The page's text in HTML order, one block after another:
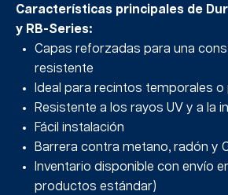
Características principales de
y RB-Series:
Capas reforzadas para una
resistente
Ideal para recintos temporales o
Resistente a los rayos UV y a la
Fácil instalación
Barrera contra metano, radón y
Inventario disponible con envío
productos estándar)